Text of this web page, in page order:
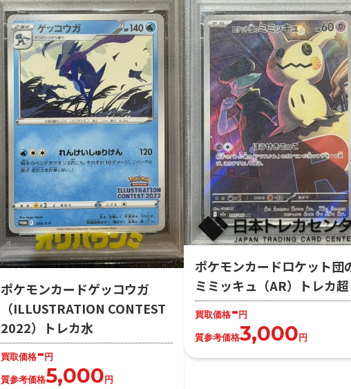
ポケモンカードゲッコウガ
（ILLUSTRATION CONTEST
2022）トレカ水
買取価格-円
質参考価格5,000円
ポケモンカードロケット団
ミミッキュ（AR）トレカ超
買取価格-円
質参考価格3,000円